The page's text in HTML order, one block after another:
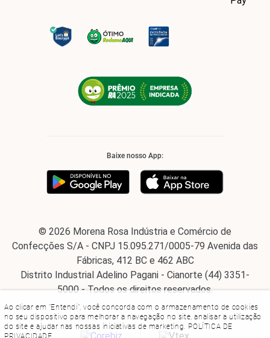
Ao clicar em "Entendi", você concorda com o armazenamento de cookies
no seu dispositivo para melhorar a navegação no site, analisar a utilização
do site e ajudar nas nossas iniciativas de marketing. POLÍTICA DE
PRIVACIDADE
Baixe nosso App:
© 2026 Morena Rosa Indústria e Comércio de
Confecções S/A - CNPJ 15.095.271/0005-79 Avenida das
Fábricas, 412 BC e 462 ABC
Distrito Industrial Adelino Pagani - Cianorte (44) 3351-
5000 - Todos os direitos reservados.